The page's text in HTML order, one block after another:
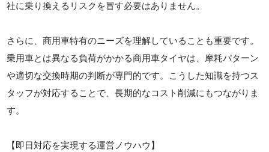
社に乗り換えるリスクを冒す必要はありません。
さらに、商用車特有のニーズを理解していることも重要です。
乗用車とは異なる負荷がかかる商用車タイヤは、摩耗パターン
や適切な交換時期の判断が専門的です。こうした知識を持つス
タッフが対応することで、長期的なコスト削減にもつながりま
す。
【即日対応を実現する運営ノウハウ】